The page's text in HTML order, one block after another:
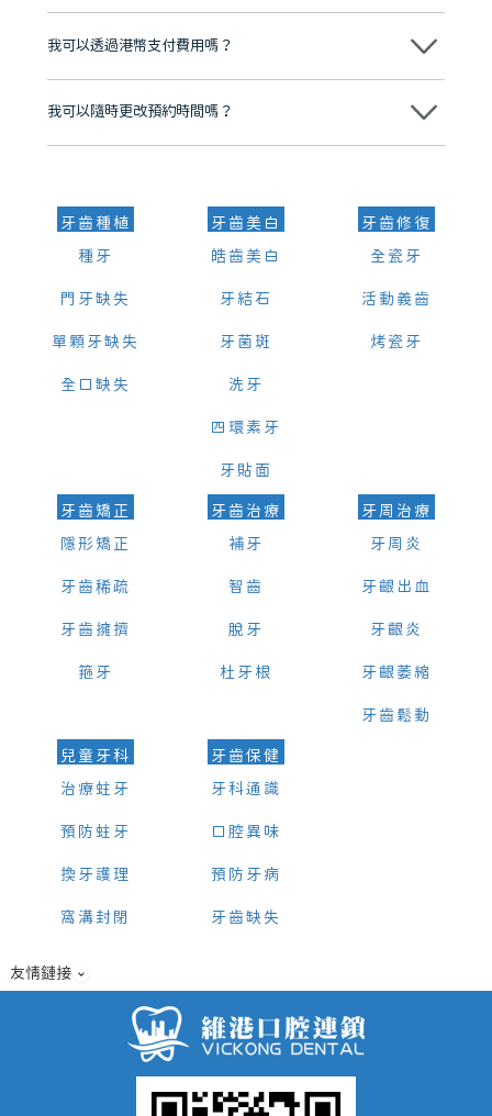
不會，治療前我們會詳細說明治療方案及對應的價錢，顧客同意並簽字
我可以透過港幣支付費用嗎？
可以。維港口腔會按照當日匯率轉算收取費用，而匯率會及時告知客人
我可以隨時更改預約時間嗎？
可以，請盡早通過wechat或whatsapp聯絡我們，告知我們你原本預約
牙齒種植
種牙
門牙缺失
單顆牙缺失
全口缺失
牙齒美白
皓齒美白
牙結石
牙菌斑
洗牙
四環素牙
牙貼面
牙齒修復
全瓷牙
活動義齒
烤瓷牙
牙齒矯正
隱形矯正
牙齒稀疏
牙齒擁擠
箍牙
牙齒治療
補牙
智齒
脫牙
杜牙根
牙周治療
牙周炎
牙齦出血
牙齦炎
牙齦萎縮
牙齒鬆動
兒童牙科
治療蛀牙
預防蛀牙
換牙護理
窩溝封閉
牙齒保健
牙科通識
口腔異味
預防牙病
牙齒缺失
友情鏈接